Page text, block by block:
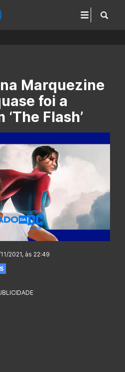
Marquezine
foi a
Flash’
2021, às 22:49